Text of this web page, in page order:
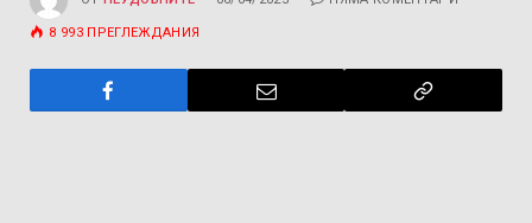
8 993 ПРЕГЛЕЖДАНИЯ